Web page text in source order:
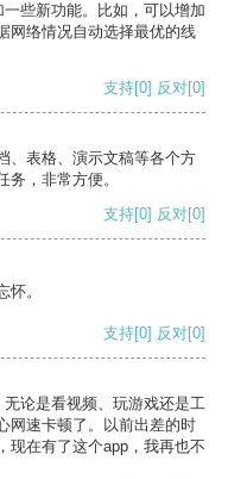
些新功能。比如，可以增加
网络情况自动选择最优的线
支持[0] 反对[0]
、表格、演示文稿等各个方
，非常方便。
支持[0] 反对[0]
。
支持[0] 反对[0]
论是看视频、玩游戏还是工
网速卡顿了。以前出差的时
现在有了这个app，我再也不